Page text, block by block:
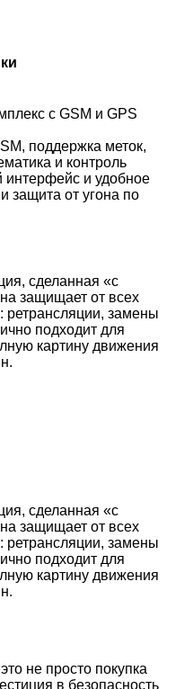
с GSM и GPS
поддержка меток,
и контроль
интерфейс и удобное
защита от угона по
сделанная «с
защищает от всех
ретрансляции, замены
подходит для
картину движения
сделанная «с
защищает от всех
ретрансляции, замены
подходит для
картину движения
не просто покупка
в безопасность